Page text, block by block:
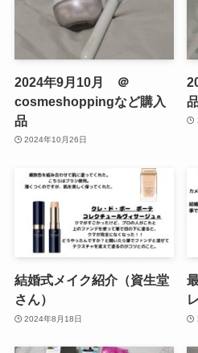
2024年9月10月 ＠
cosmeshoppingなど購入
品
2024年10月26日
結婚式メイク紹介（資生堂
さん）
2024年8月18日